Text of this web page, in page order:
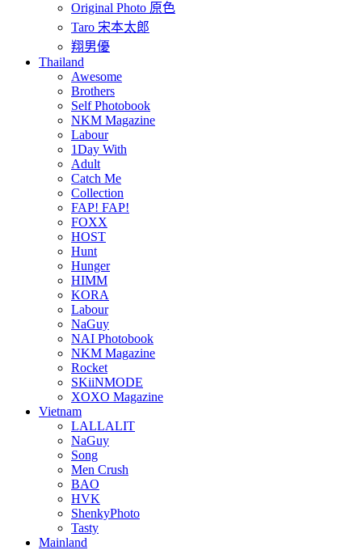
Original Photo 原色
Taro 宋本太郎
翔男優
Thailand
Awesome
Brothers
Self Photobook
NKM Magazine
Labour
1Day With
Adult
Catch Me
Collection
FAP! FAP!
FOXX
HOST
Hunt
Hunger
HIMM
KORA
Labour
NaGuy
NAI Photobook
NKM Magazine
Rocket
SKiiNMODE
XOXO Magazine
Vietnam
LALLALIT
NaGuy
Song
Men Crush
BAO
HVK
ShenkyPhoto
Tasty
Mainland